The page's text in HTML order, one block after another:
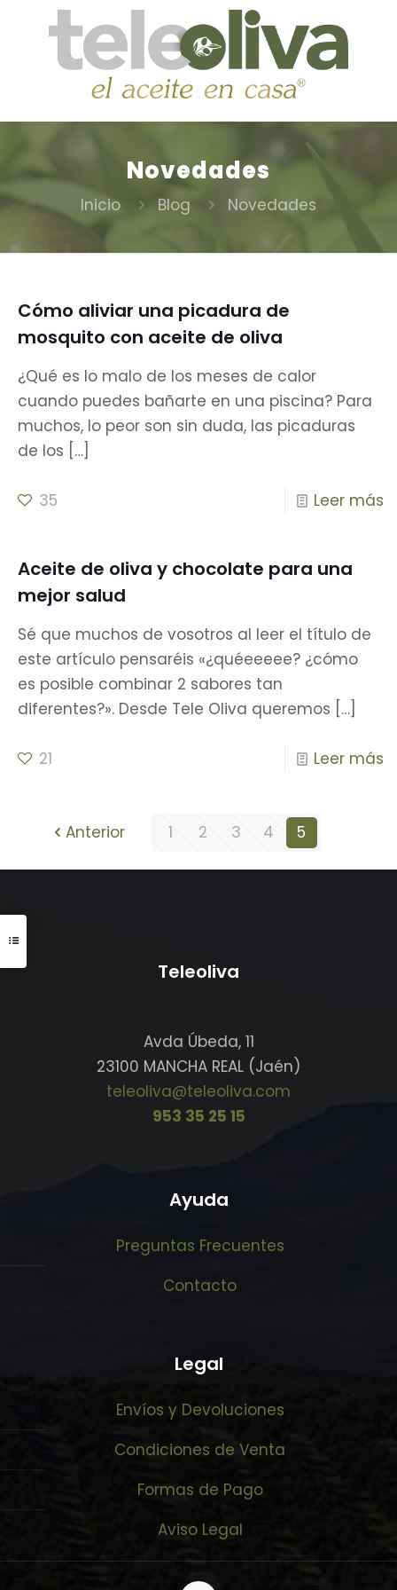
Novedades
Inicio Blog Novedades
Cómo aliviar una picadura de
mosquito con aceite de oliva
¿Qué es lo malo de los meses de calor
cuando puedes bañarte en una piscina? Para
muchos, lo peor son sin duda, las picaduras
de los […]
35 Leer más
Aceite de oliva y chocolate para una
mejor salud
Sé que muchos de vosotros al leer el título de
este artículo pensaréis «¿quéeeeee? ¿cómo
es posible combinar 2 sabores tan
diferentes?». Desde Tele Oliva queremos […]
21 Leer más
Anterior 1 2 3 4 5
Teleoliva
Avda Úbeda, 11
23100 MANCHA REAL (Jaén)
teleoliva@teleoliva.com
953 35 25 15
Ayuda
Preguntas Frecuentes
Contacto
Legal
Envíos y Devoluciones
Condiciones de Venta
Formas de Pago
Aviso Legal